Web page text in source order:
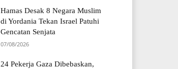
Hamas Desak 8 Negara Muslim
di Yordania Tekan Israel Patuhi
Gencatan Senjata
07/08/2026
24 Pekerja Gaza Dibebaskan,